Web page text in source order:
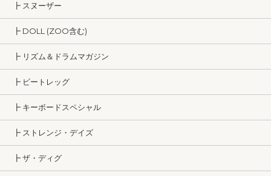
┣ スヌーザー
┣ DOLL (ZOO含む)
┣ リズム＆ドラムマガジン
┣ ビートレッグ
┣ キーボードスペシャル
┣ ストレンジ・デイズ
┣ ザ・ディグ